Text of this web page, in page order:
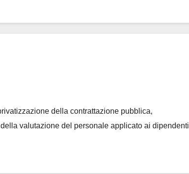
della contrattazione pubblica,
valutazione del personale applicato ai dipendenti